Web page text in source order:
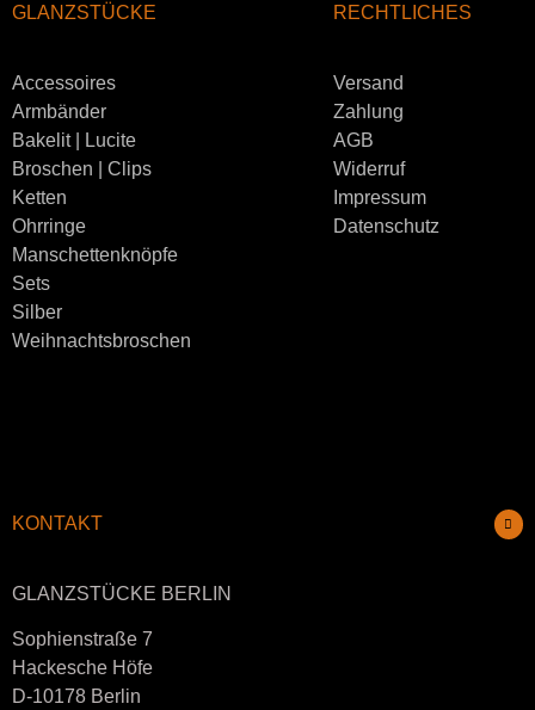
GLANZSTÜCKE
Accessoires
Armbänder
Bakelit | Lucite
Broschen | Clips
Ketten
Ohrringe
Manschettenknöpfe
Sets
Silber
Weihnachtsbroschen
RECHTLICHES
Versand
Zahlung
AGB
Widerruf
Impressum
Datenschutz
KONTAKT
GLANZSTÜCKE BERLIN
Sophienstraße 7
Hackesche Höfe
D-10178 Berlin